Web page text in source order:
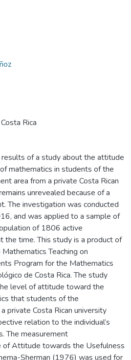
Rica
of a study about the attitude
mathematics in students of the
area from a private Costa Rican
unrevealed because of a
The investigation was conducted
and was applied to a sample of
of 1806 active
the time. This study is a product of
Teaching on
Program for the Mathematics
de Costa Rica. The study
level of attitude toward the
that students of the
private Costa Rican university
relation to the individual’s
The measurement
of Attitude towards the Usefulness
Sherman (1976) was used for